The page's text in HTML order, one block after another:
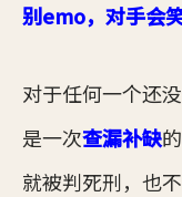
别emo，对手会笑
对于任何一个还
是一次查漏补缺
就被判死刑，也